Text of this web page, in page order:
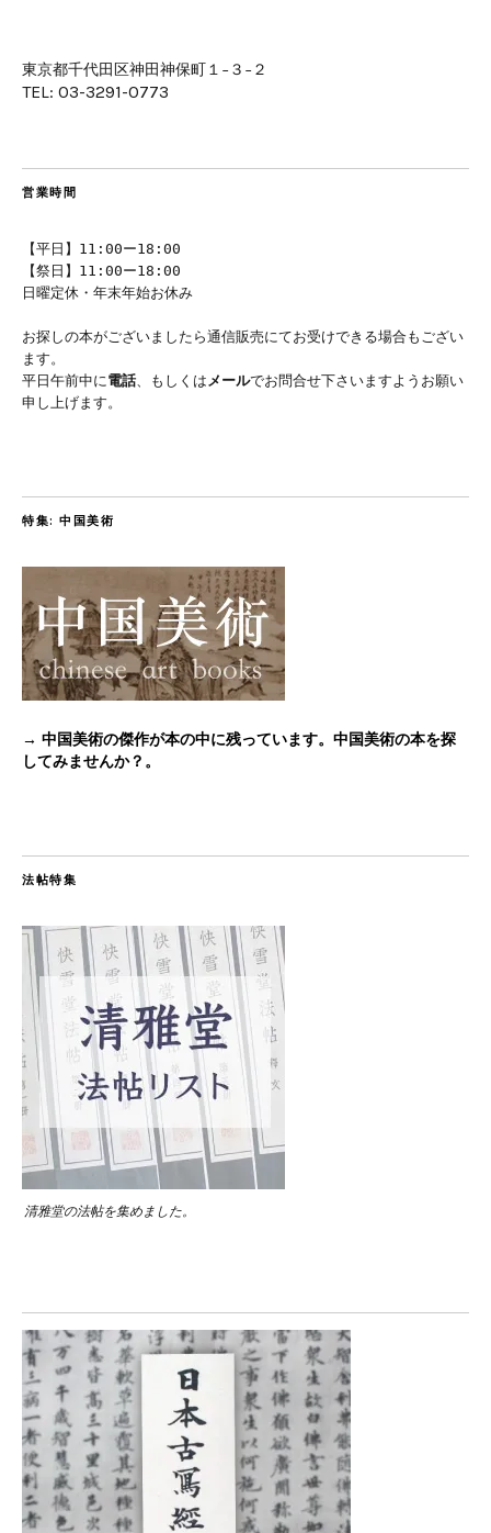
東京都千代田区神田神保町１−３−２
TEL: 03-3291-0773
営業時間
【平日】11:00ー18:00
【祭日】11:00ー18:00
日曜定休・年末年始お休み
お探しの本がございましたら通信販売にてお受けできる場合もござい
ます。
平日午前中に 電話 、もしくは メールでお問合せ下さいますようお願い
申し上げます。
特集: 中国美術
→ 中国美術の傑作が本の中に残っています。中国美術の本を探
してみませんか？。
法帖特集
清雅堂の法帖を集めました。